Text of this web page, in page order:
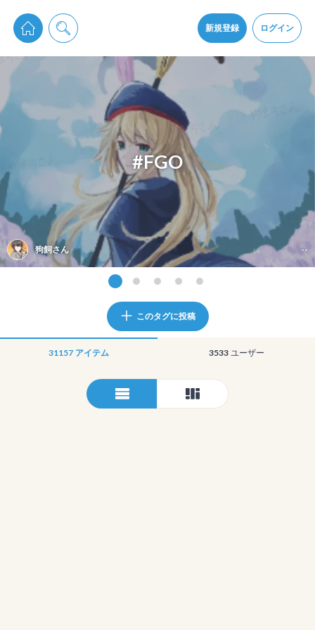
新規登録 ログイン
pixiv Sketchは2024年5月28日付で プライパシーポリシーを改定しました。
通知を受け取るにはここをクリックします
pixiv Sketchアプリでさらに快適に！
アプリをインストール
#FGO
狗飼さん --
このタグに投稿
31157 アイテム 3533 ユーザー